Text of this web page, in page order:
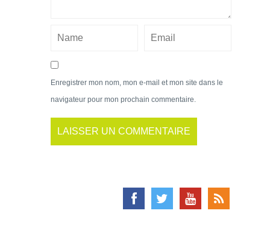
Enregistrer mon nom, mon e-mail et mon site dans le
navigateur pour mon prochain commentaire.